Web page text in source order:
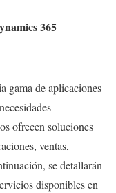
365
gama de aplicaciones
ofrecen soluciones
ventas,
se detallarán
disponibles en